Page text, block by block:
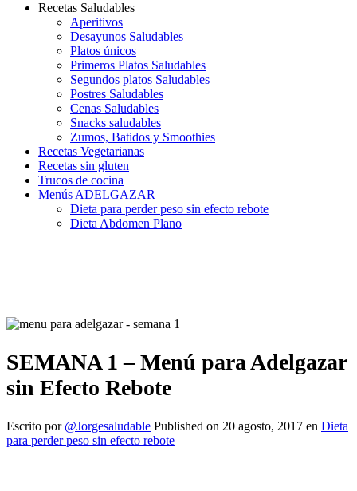
Recetas Saludables
Aperitivos
Desayunos Saludables
Platos únicos
Primeros Platos Saludables
Segundos platos Saludables
Postres Saludables
Cenas Saludables
Snacks saludables
Zumos, Batidos y Smoothies
Recetas Vegetarianas
Recetas sin gluten
Trucos de cocina
Menús ADELGAZAR
Dieta para perder peso sin efecto rebote
Dieta Abdomen Plano
SEMANA 1 – Menú para Adelgazar
sin Efecto Rebote
Escrito por @Jorgesaludable Published on 20 agosto, 2017 en Dieta
para perder peso sin efecto rebote